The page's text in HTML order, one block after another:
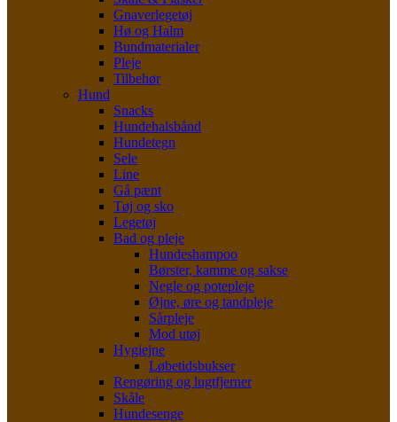
Gnaverlegetøj
Hø og Halm
Bundmaterialer
Pleje
Tilbehør
Hund
Snacks
Hundehalsbånd
Hundetegn
Sele
Line
Gå pænt
Tøj og sko
Legetøj
Bad og pleje
Hundeshampoo
Børster, kamme og sakse
Negle og potepleje
Øjne, øre og tandpleje
Sårpleje
Mod utøj
Hygiejne
Løbetidsbukser
Rengøring og lugtfjerner
Skåle
Hundesenge